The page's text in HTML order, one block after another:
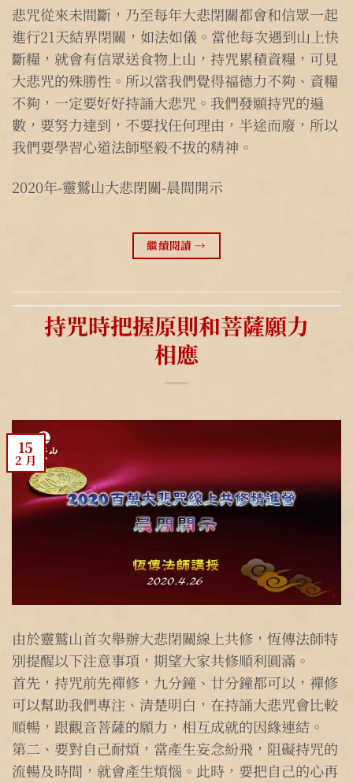
悲咒從來未間斷，乃至每年大悲閉關都會和信眾一起
進行21天結界閉關，如法如儀。當他每次遇到山上快
斷糧，就會有信眾送食物上山，持咒累積資糧，可見
大悲咒的殊勝性。所以當我們覺得福德力不夠、資糧
不夠，一定要好好持誦大悲咒。我們發願持咒的遍
數，要努力達到，不要找任何理由，半途而廢，所以
我們要學習心道法師堅毅不拔的精神。
2020年-靈鷲山大悲閉關-晨間開示
繼續閱讀→
持咒時把握原則和菩薩願力
相應
15
2 月
由於靈鷲山首次舉辦大悲閉關線上共修，恆傳法師特
別提醒以下注意事項，期望大家共修順利圓滿。
首先，持咒前先禪修，九分鐘、廿分鐘都可以，禪修
可以幫助我們專注、清楚明白，在持誦大悲咒會比較
順暢，跟觀音菩薩的願力，相互成就的因緣連結。
第二、要對自己耐煩，當產生妄念紛飛，阻礙持咒的
流暢及時間，就會產生煩惱。此時，要把自己的心再